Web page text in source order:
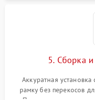
5. Сборка
Аккуратная
рамку без перекосов